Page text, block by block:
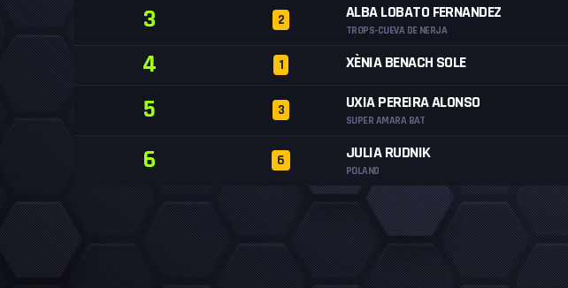
3 2 ALBA LOBATO FERNANDEZ
TROPS-CUEVA DE NERJA
4 1 XÈNIA BENACH SOLE
5 3 UXIA PEREIRA ALONSO
SUPER AMARA BAT
6 6 JULIA RUDNIK
POLAND